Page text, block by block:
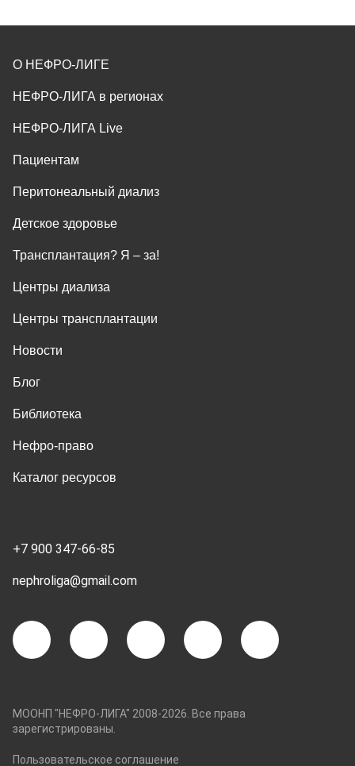
О НЕФРО-ЛИГЕ
НЕФРО-ЛИГА в регионах
НЕФРО-ЛИГА Live
Пациентам
Перитонеальный диализ
Детское здоровье
Трансплантация? Я ‒ за!
Центры диализа
Центры трансплантации
Новости
Блог
Библиотека
Нефро-право
Каталог ресурсов
+7 900 347-66-85
nephroliga@gmail.com
МООНП "НЕФРО-ЛИГА" 2008-2026. Все права
зарегистрированы.
Пользовательское соглашение